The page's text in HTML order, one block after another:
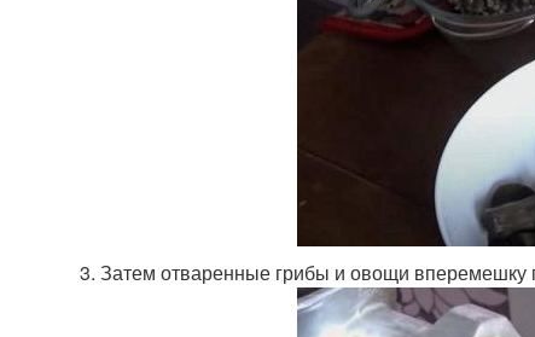
3. Затем отваренные грибы и овощи вперемешку